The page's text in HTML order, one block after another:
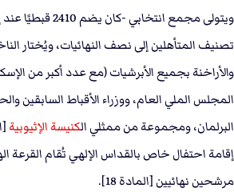
تصنيف المتأهلين إلى نصف النهائيات، ويُختار
والأراخنة بجميع الأبرشيات (مع عدد أكبر من
المجلس الملي العام، ووزراء الأقباط السابقين
البرلمان، ومجموعة من ممثلي الكنيسة الإثيوبية
إقامة احتفال خاص بالقداس الإلهي تُقام القرعة
مرشحين نهائيين [المادة 18].